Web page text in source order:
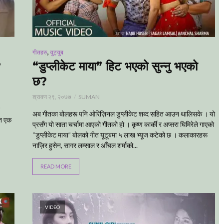
एक
गीतहरु, युट्युब
“डुप्लीकेट माया” हिट भएको सुन्नु भएको
छ?
श्रावण २९, २०७७ SUMAN
अब गीतका बोलहरू पनि ओरिज़िनल डुप्लीकेट शब्द सहित आउन थालिसके । यो
प्रसँग यो साता चर्चामा आएको गीतको हो । कृष्ण कार्की र अप्सरा घिमिरेले गाएको
“डुप्लीकेट माया” बोलको गीत यूटूबमा ५ लाख भ्यूज कटेको छ । कलाकारहरू
नाज़िर हुसेन, सागर लम्साल र आँचल शर्माको...
READ MORE
VIDEO